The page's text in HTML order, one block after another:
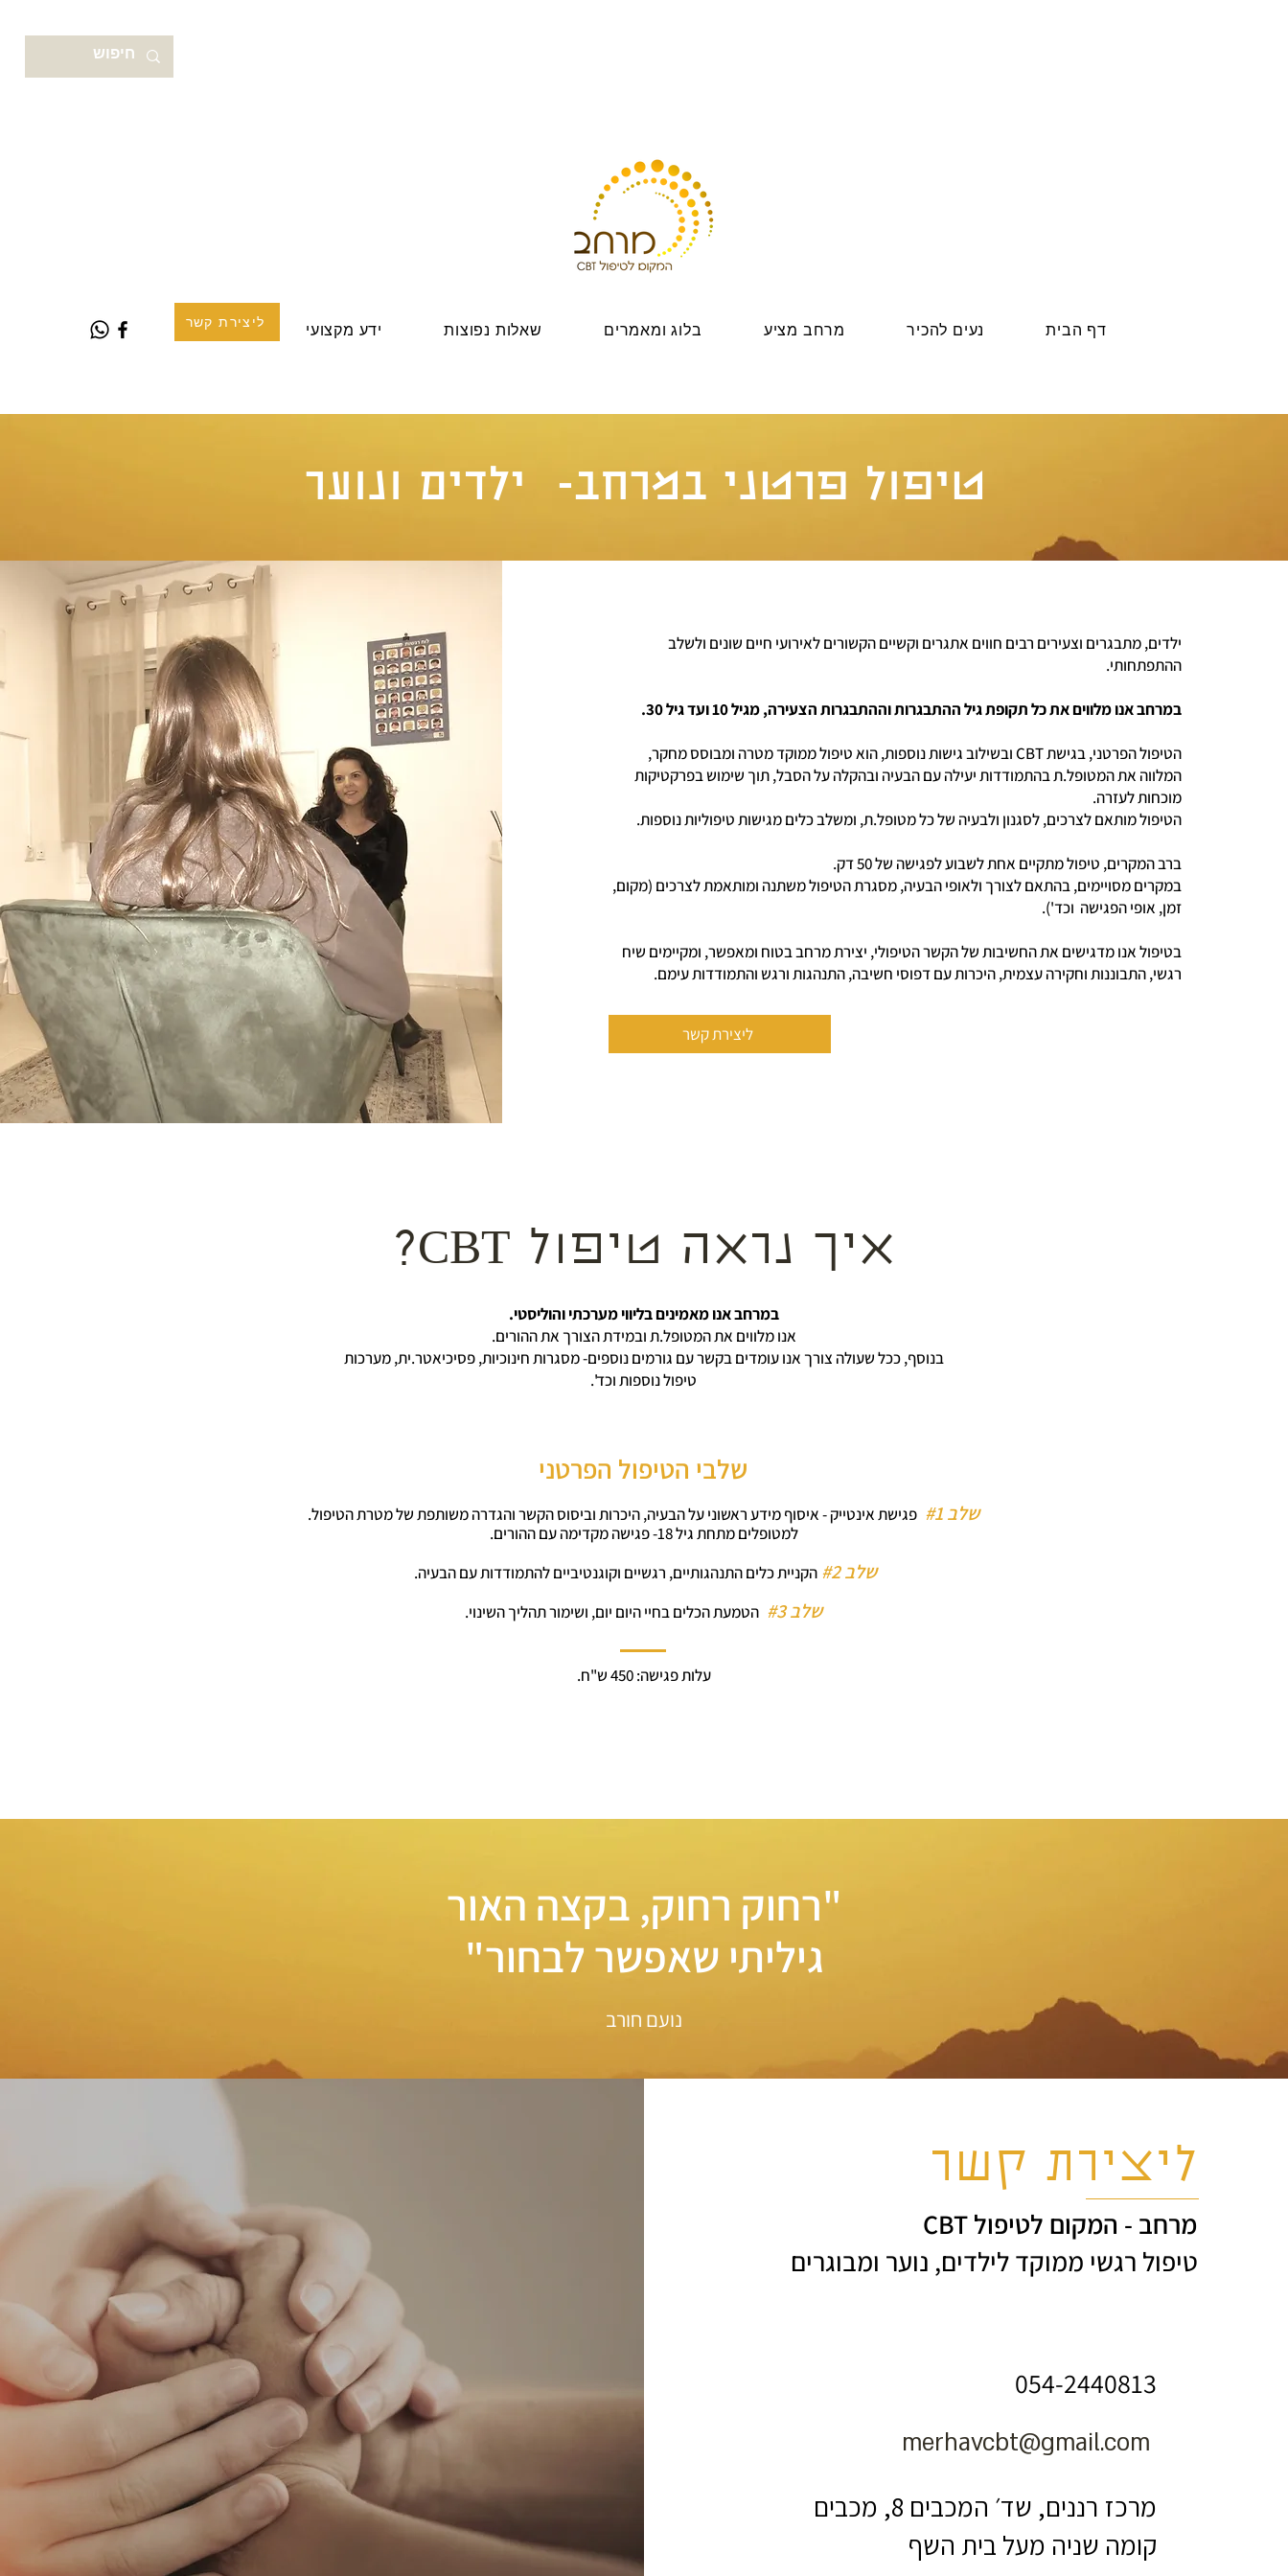
דף הבית נעים להכיר מרחב מציע בלוג ומאמרים שאלות נפוצות ידע מקצועי ליצירת קשר
טיפול פרטני במרחב- ילדים ונוער
ילדים, מתבגרים וצעירים רבים חווים אתגרים וקשיים הקשורים לאירועי חיים שונים ולשלב
ההתפתחותי.
במרחב אנו מלווים את כל תקופת גיל ההתבגרות וההתבגרות הצעירה, מגיל 10 ועד גיל 30.
הטיפול הפרטני, בגישת CBT ובשילוב גישות נוספות, הוא טיפול ממוקד מטרה ומבוסס מחקר,
המלווה את המטופל.ת בהתמודדות יעילה עם הבעיה ובהקלה על הסבל, תוך שימוש בפרקטיקות
מוכחות לעזרה.
הטיפול מותאם לצרכים, לסגנון ולבעיה של כל מטופל.ת, ומשלב כלים מגישות טיפוליות נוספות.
ברב המקרים, טיפול מתקיים אחת לשבוע לפגישה של 50 דק.
במקרים מסויימים, בהתאם לצורך ולאופי הבעיה, מסגרת הטיפול משתנה ומותאמת לצרכים (מקום,
זמן, אופי הפגישה וכד').
בטיפול אנו מדגישים את החשיבות של הקשר הטיפולי, יצירת מרחב בטוח ומאפשר, ומקיימים שיח
רגשי, התבוננות וחקירה עצמית, היכרות עם דפוסי חשיבה, התנהגות ורגש והתמודדות עימם.
ליצירת קשר
איך נראה טיפול CBT?
במרחב אנו מאמינים בליווי מערכתי והוליסטי.
אנו מלווים את המטופל.ת ובמידת הצורך את ההורים.
בנוסף, ככל שעולה צורך אנו עומדים בקשר עם גורמים נוספים- מסגרות חינוכיות, פסיכיאטר.ית, מערכות
טיפול נוספות וכד'.
שלבי הטיפול הפרטני
שלב #1 פגישתאינטייק - איסוףמידע ראשוני על הבעיה, היכרות וביסוס הקשר והגדרה משותפת של מטרת הטיפול.
למטופלים מתחת גיל 18- פגישה מקדימה עם ההורים.
שלב #2 הקניית כלים התנהגותיים, רגשיים וקוגנטיביים להתמודדות עם הבעיה.
שלב#3 הטמעת הכלים בחיי היום יום, ושימור תהליך השינוי.
עלות פגישה: 450 ש"ח.
"רחוק רחוק, בקצה האור
גיליתי שאפשר לבחור"
נועם חורב
ליצירת קשר
מרחב - המקום לטיפול CBT
טיפול רגשי ממוקד לילדים, נוער ומבוגרים
054-2440813
merhavcbt@gmail.com
מרכז רננים, שד׳ המכבים 8, מכבים
קומה שניה מעל בית השף